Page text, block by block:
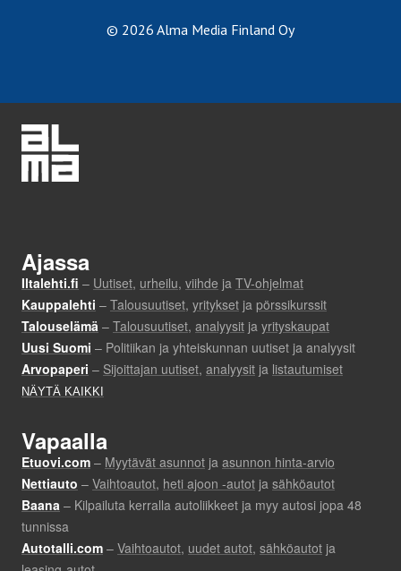
© 2026 Alma Media Finland Oy